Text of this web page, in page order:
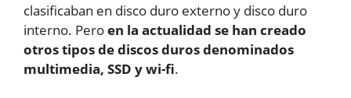
clasificaban en disco duro externo y disco duro
interno. Peroen la actualidad se han creado
otros tipos de discos duros denominados
multimedia, SSD y wi-fi.